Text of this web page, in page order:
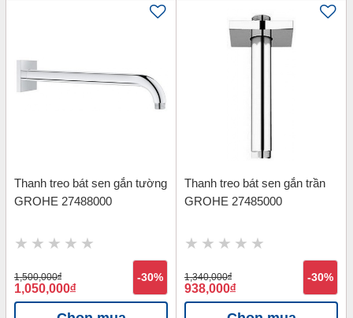
Thanh treo bát sen gắn tường
GROHE 27488000
1,500,000đ
1,050,000đ
-30%
Thanh treo bát sen gắn trần
GROHE 27485000
1,340,000đ
938,000đ
-30%